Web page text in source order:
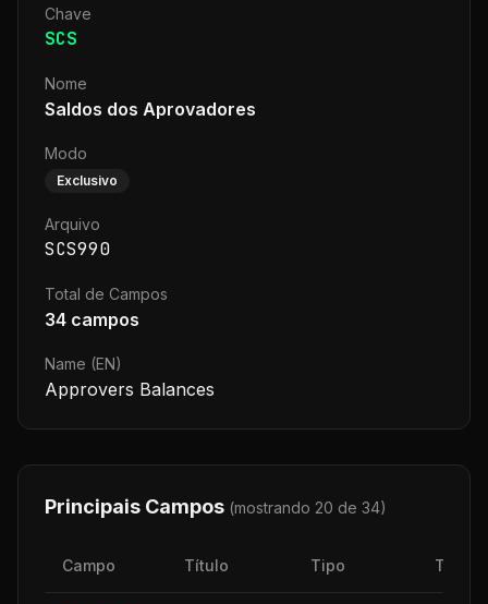
Chave
SCS
Nome
Saldos dos Aprovadores
Modo
Exclusivo
Arquivo
SCS990
Total de Campos
34 campos
Name (EN)
Approvers Balances
Principais Campos (mostrando 20 de 34)
Campo Título Tipo